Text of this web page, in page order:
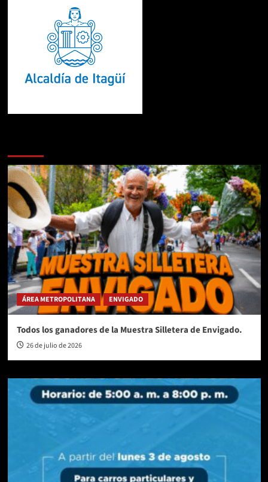
ÁREA METROPOLITANA ENVIGADO
Todos los ganadores de la Muestra Silletera de Envigado.
26 de julio de 2026